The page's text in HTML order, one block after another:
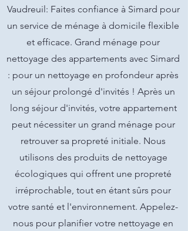
Vaudreuil: Faites confiance à Simard pour
un service de ménage à domicile flexible
et efficace. Grand ménage pour
nettoyage des appartements avec Simard
: pour un nettoyage en profondeur après
un séjour prolongé d'invités ! Après un
long séjour d'invités, votre appartement
peut nécessiter un grand ménage pour
retrouver sa propreté initiale. Nous
utilisons des produits de nettoyage
écologiques qui offrent une propreté
irréprochable, tout en étant sûrs pour
votre santé et l'environnement. Appelez-
nous pour planifier votre nettoyage en